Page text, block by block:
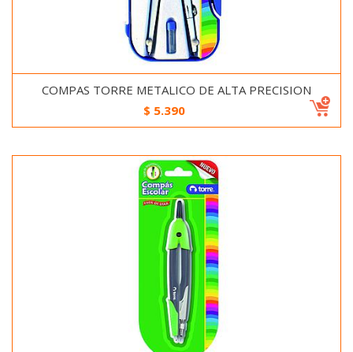
COMPAS TORRE METALICO DE ALTA PRECISION
$ 5.390